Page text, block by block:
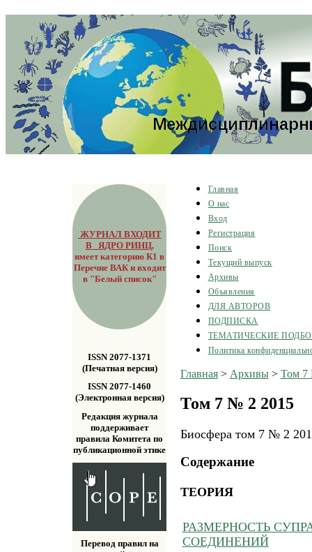
ЖУРНАЛ ВХОДИТ
В ЯДРО РИНЦ,
имеет категорию К1 в
Перечне ВАК и входит
в "Белый список"
ISSN 2077-1371
(Печатная версия)
ISSN 2077-1460
(Электронная версия)
Редакция журнала
поддерживает
правила Комитета по
публикационной этике
Перевод правил на
Главная
О нас
Вход
Регистрация
Поиск
Текущий выпуск
Архивы
Объявления
ДЛЯ АВТОРОВ
ПОДПИСКА
ТЕМАТИЧЕСКИЕ
Политика
Главная> Архивы> Том 7
Том 7 № 2 2015
Биосфера том 7 № 2
Содержание
ТЕОРИЯ
РАЗМЕРНОСТЬ
СОЕДИНЕНИЙ